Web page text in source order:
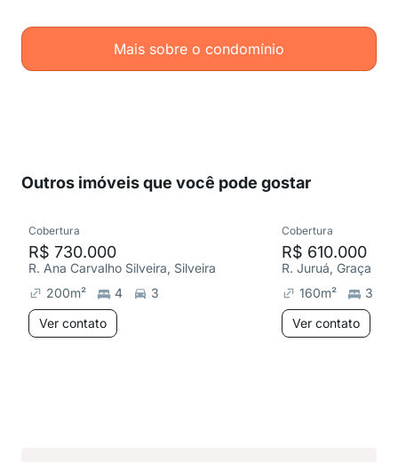
Mais sobre o condomínio
Outros imóveis que você pode gostar
Cobertura
R$ 730.000
R. Ana Carvalho Silveira, Silveira
200m² 4
3
Ver contato
Cobertura
R$ 610.000
R. Juruá, Graça
160m²
3
Ver contato